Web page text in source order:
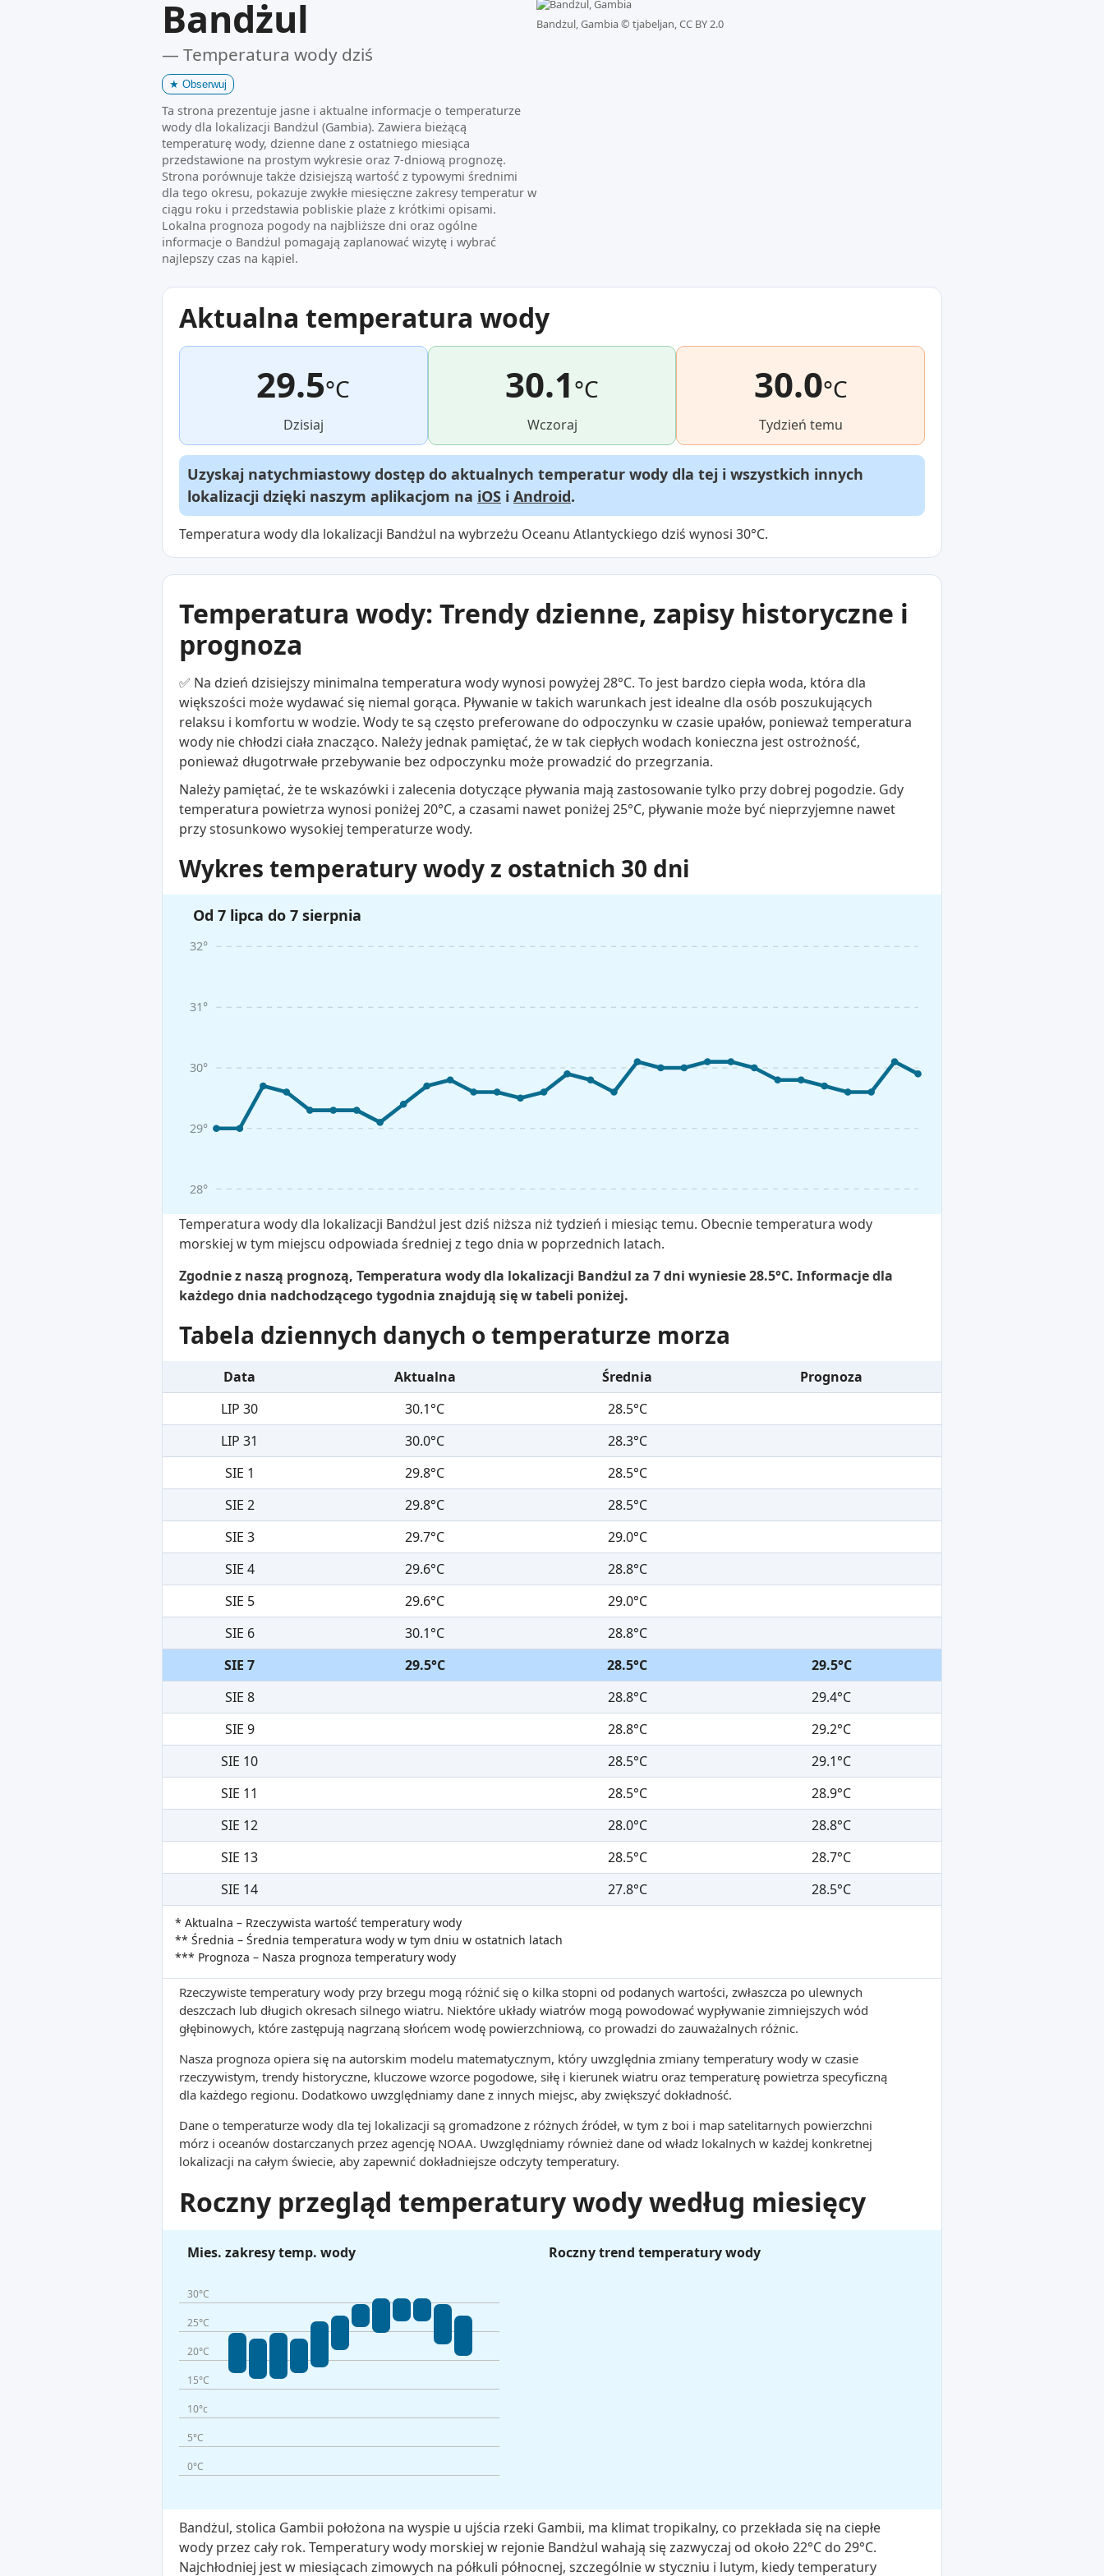
Bandżul
— Temperatura wody dziś
★ Obserwuj
Ta strona prezentuje jasne i aktualne informacje o temperaturze
wody dla lokalizacji Bandżul (Gambia). Zawiera bieżącą
temperaturę wody, dzienne dane z ostatniego miesiąca
przedstawione na prostym wykresie oraz 7-dniową prognozę.
Strona porównuje także dzisiejszą wartość z typowymi średnimi
dla tego okresu, pokazuje zwykłe miesięczne zakresy temperatur w
ciągu roku i przedstawia pobliskie plaże z krótkimi opisami.
Lokalna prognoza pogody na najbliższe dni oraz ogólne
informacje o Bandżul pomagają zaplanować wizytę i wybrać
najlepszy czas na kąpiel.
Bandżul, Gambia © tjabeljan, CC BY 2.0
Aktualna temperatura wody
29.5°C
Dzisiaj
30.1°C
Wczoraj
30.0°C
Tydzień temu
Uzyskaj natychmiastowy dostęp do aktualnych temperatur wody dla tej i wszystkich innych
lokalizacji dzięki naszym aplikacjom na iOS i Android.
Temperatura wody dla lokalizacji Bandżul na wybrzeżu Oceanu Atlantyckiego dziś wynosi 30°C.
Temperatura wody: Trendy dzienne, zapisy historyczne i
prognoza
✅ Na dzień dzisiejszy minimalna temperatura wody wynosi powyżej 28°C. To jest bardzo ciepła woda, która dla
większości może wydawać się niemal gorąca. Pływanie w takich warunkach jest idealne dla osób poszukujących
relaksu i komfortu w wodzie. Wody te są często preferowane do odpoczynku w czasie upałów, ponieważ temperatura
wody nie chłodzi ciała znacząco. Należy jednak pamiętać, że w tak ciepłych wodach konieczna jest ostrożność,
ponieważ długotrwałe przebywanie bez odpoczynku może prowadzić do przegrzania.
Należy pamiętać, że te wskazówki i zalecenia dotyczące pływania mają zastosowanie tylko przy dobrej pogodzie. Gdy
temperatura powietrza wynosi poniżej 20°C, a czasami nawet poniżej 25°C, pływanie może być nieprzyjemne nawet
przy stosunkowo wysokiej temperaturze wody.
Wykres temperatury wody z ostatnich 30 dni
Od 7 lipca do 7 sierpnia
28°
29°
30°
31°
32°
Temperatura wody dla lokalizacji Bandżul jest dziś niższa niż tydzień i miesiąc temu. Obecnie temperatura wody
morskiej w tym miejscu odpowiada średniej z tego dnia w poprzednich latach.
Zgodnie z naszą prognozą, Temperatura wody dla lokalizacji Bandżul za 7 dni wyniesie 28.5°C. Informacje dla
każdego dnia nadchodzącego tygodnia znajdują się w tabeli poniżej.
Tabela dziennych danych o temperaturze morza
Data Aktualna Średnia
Prognoza
LIP 30
30.1°C
28.5°C
LIP 31
30.0°C
28.3°C
SIE 1
29.8°C
28.5°C
SIE 2
29.8°C
28.5°C
SIE 3
29.7°C
29.0°C
SIE 4
29.6°C
28.8°C
SIE 5
29.6°C
29.0°C
SIE 6
30.1°C
28.8°C
SIE 7
29.5°C 28.5°C
29.5°C
SIE 8
28.8°C
29.4°C
SIE 9
28.8°C
29.2°C
SIE 10
28.5°C
29.1°C
SIE 11
28.5°C
28.9°C
SIE 12
28.0°C
28.8°C
SIE 13
28.5°C
28.7°C
SIE 14
27.8°C 28.5°C
* Aktualna – Rzeczywista wartość temperatury wody
** Średnia – Średnia temperatura wody w tym dniu w ostatnich latach
*** Prognoza – Nasza prognoza temperatury wody
Rzeczywiste temperatury wody przy brzegu mogą różnić się o kilka stopni od podanych wartości, zwłaszcza po ulewnych
deszczach lub długich okresach silnego wiatru. Niektóre układy wiatrów mogą powodować wypływanie zimniejszych wód
głębinowych, które zastępują nagrzaną słońcem wodę powierzchniową, co prowadzi do zauważalnych różnic.
Nasza prognoza opiera się na autorskim modelu matematycznym, który uwzględnia zmiany temperatury wody w czasie
rzeczywistym, trendy historyczne, kluczowe wzorce pogodowe, siłę i kierunek wiatru oraz temperaturę powietrza specyficzną
dla każdego regionu. Dodatkowo uwzględniamy dane z innych miejsc, aby zwiększyć dokładność.
Dane o temperaturze wody dla tej lokalizacji są gromadzone z różnych źródeł, w tym z boi i map satelitarnych powierzchni
mórz i oceanów dostarczanych przez agencję NOAA. Uwzględniamy również dane od władz lokalnych w każdej konkretnej
lokalizacji na całym świecie, aby zapewnić dokładniejsze odczyty temperatury.
Roczny przegląd temperatury wody według miesięcy
Mies. zakresy temp. wody
30°C
25°C
20°C
15°C
10°c
5°C
0°C
Roczny trend temperatury wody
Bandżul, stolica Gambii położona na wyspie u ujścia rzeki Gambii, ma klimat tropikalny, co przekłada się na ciepłe
wody przez cały rok. Temperatury wody morskiej w rejonie Bandżul wahają się zazwyczaj od około 22°C do 29°C.
Najchłodniej jest w miesiącach zimowych na półkuli północnej, szczególnie w styczniu i lutym, kiedy temperatury